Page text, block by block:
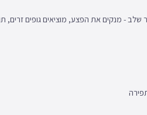
- מנקים את הפצע, מוציאים גופים זרים,